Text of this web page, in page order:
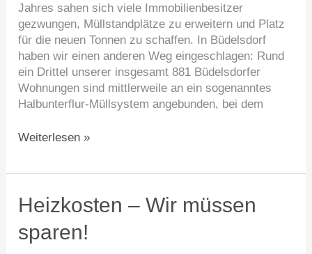
Jahres sahen sich viele Immobilienbesitzer
gezwungen, Müllstandplätze zu erweitern und Platz
für die neuen Tonnen zu schaffen. In Büdelsdorf
haben wir einen anderen Weg eingeschlagen: Rund
ein Drittel unserer insgesamt 881 Büdelsdorfer
Wohnungen sind mittlerweile an ein sogenanntes
Halbunterflur-Müllsystem angebunden, bei dem
Weiterlesen »
Heizkosten – Wir müssen
sparen!
Heizkosten
–
Wir
müssen